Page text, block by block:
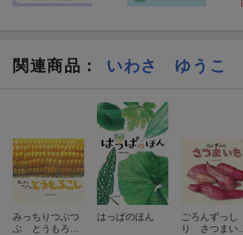
関連商品 ： いわさ ゆうこ
みっちりつぶつ
ぶ とうもろこ
はっぱのほん
ごろんずっし
り さつまいも